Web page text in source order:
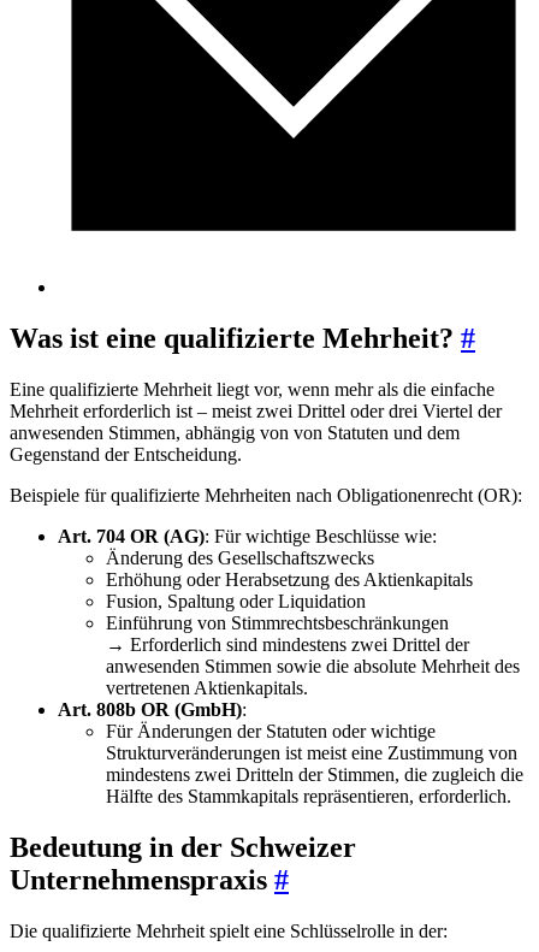
Was ist eine qualifizierte Mehrheit? #
Eine qualifizierte Mehrheit liegt vor, wenn mehr als die einfache
Mehrheit erforderlich ist – meist zwei Drittel oder drei Viertel der
anwesenden Stimmen, abhängig von von Statuten und dem
Gegenstand der Entscheidung.
Beispiele für qualifizierte Mehrheiten nach Obligationenrecht (OR):
Art. 704 OR (AG): Für wichtige Beschlüsse wie:
Änderung des Gesellschaftszwecks
Erhöhung oder Herabsetzung des Aktienkapitals
Fusion, Spaltung oder Liquidation
Einführung von Stimmrechtsbeschränkungen
→ Erforderlich sind mindestens zwei Drittel der
anwesenden Stimmen sowie die absolute Mehrheit des
vertretenen Aktienkapitals.
Art. 808b OR (GmbH):
Für Änderungen der Statuten oder wichtige
Strukturveränderungen ist meist eine Zustimmung von
mindestens zwei Dritteln der Stimmen, die zugleich die
Hälfte des Stammkapitals repräsentieren, erforderlich.
Bedeutung in der Schweizer
Unternehmenspraxis #
Die qualifizierte Mehrheit spielt eine Schlüsselrolle in der: